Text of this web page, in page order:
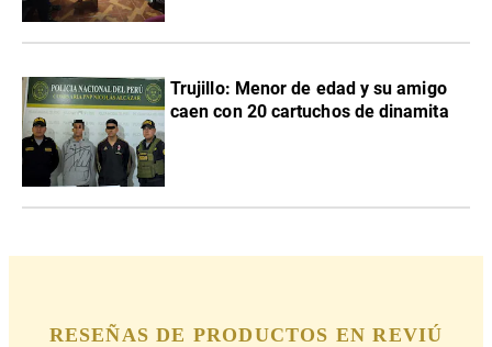
Trujillo: Menor de edad y su amigo
caen con 20 cartuchos de dinamita